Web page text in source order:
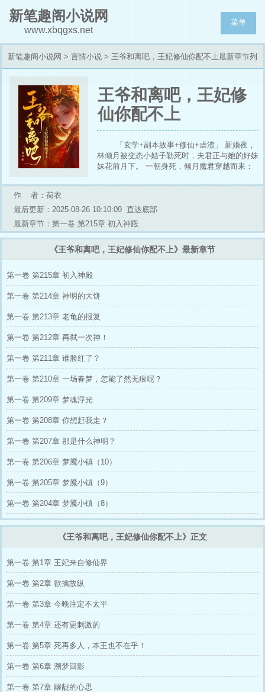
新笔趣阁小说网
www.xbqgxs.net
菜单
新笔趣阁小说网 > 言情小说 > 王爷和离吧，王妃修仙你配不上最新章节列
王爷和离吧，王妃修
仙你配不上
「玄学+副本故事+修仙+虐渣」 新婚夜，
林倾月被变态小姑子勒死时，夫君正与她的好妹
妹花前月下。 一朝身死，倾月魔君穿越而来：
你身份、抢你功劳又怎样？世人宁信我一滴泪，
口舌生疮遭报应。” 骄纵郡主扬鞭袭来：“野丫头
配不上我哥！” 她一招溯梦回影，揭开重重真
相：“流着贱民血的假凤凰，也敢与本座论尊
卑？”? 冷面王爷搂着绿茶妹妹深情告白：“救命
之恩，永生难忘。” 她徒手撕碎冒牌货伪装：“眼
瞎认错恩人，你的命，本座收回！” 得知真相，
重新开始吧。” 她丢下和离书，拂袖而去：“本座
修仙千年，你配不上！”?
作 者：荷衣
最后更新：2025-08-26 10:10:09 直达底部
最新章节：第一卷 第215章 初入神殿
《王爷和离吧，王妃修仙你配不上》最新章节
第一卷 第215章 初入神殿
第一卷 第214章 神明的大饼
第一卷 第213章 老龟的报复
第一卷 第212章 再弑一次神！
第一卷 第211章 谁脸红了？
第一卷 第210章 一场春梦，怎能了然无痕呢？
第一卷 第209章 梦魂浮光
第一卷 第208章 你想赶我走？
第一卷 第207章 那是什么神明？
第一卷 第206章 梦魇小镇（10）
第一卷 第205章 梦魇小镇（9）
第一卷 第204章 梦魇小镇（8）
《王爷和离吧，王妃修仙你配不上》正文
第一卷 第1章 王妃来自修仙界
第一卷 第2章 欲擒故纵
第一卷 第3章 今晚注定不太平
第一卷 第4章 还有更刺激的
第一卷 第5章 死再多人，本王也不在乎！
第一卷 第6章 溯梦回影
第一卷 第7章 龌龊的心思